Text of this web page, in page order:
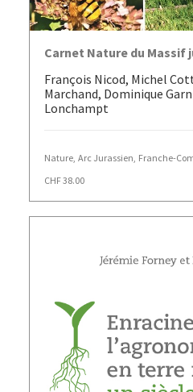
AJOUTER AU
Carnet Nature du Massif
François Nicod, Michel
Marchand, Dominique
Lonchampt
Nature, Arc Jurassien, Franche-
CHF38.00